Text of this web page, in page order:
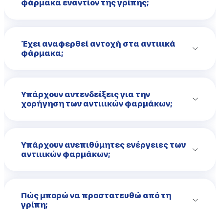
φάρμακα εναντίον της γρίπης;
Έχει αναφερθεί αντοχή στα αντιιικά
φάρμακα;
Υπάρχουν αντενδείξεις για την
χορήγηση των αντιιικών φαρμάκων;
Υπάρχουν ανεπιθύμητες ενέργειες των
αντιιικών φαρμάκων;
Πώς μπορώ να προστατευθώ από τη
γρίπη;